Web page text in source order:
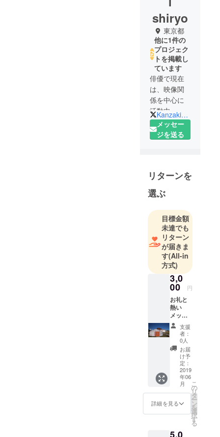
shiryo
東京都
他に1件の
プロジェク
トを掲載し
ています
俳優で現在
は、映像関
係を中心に
活動中。
また、バッ
クパッカー
以上、世界
遺産は250以
上を約1000
日にかけて
旅をした。
列車は70ヶ
国以上で乗
車し、ヒッ
チハイクな
ども、30ヶ
国以上で総
距離は1万キ
ロ以上。
旅の中では
現在も挑戦
中の 七大陸
最高峰に登
り、世界中
のディズ
ニーランド
もなども制
覇してい
る。
KanzakiShiryou
メッセー
ジを送る
リターンを
選ぶ
目標金額
未達でも
リターン
が届きま
す(All-in
方式)
3,0
00 円
お礼と
熱い
メッ
セー
ジ、前
回の
登った
ヨー
ロッパ
最高峰
エルブ
ルース
の写真
とその
旅の写
真をお
で送り
支援
者：
0人
お届
け予
定：
2019
年06
月
詳細を見る
こ
の
リ
タ
ー
ン
を
選
択
す
る
5,0